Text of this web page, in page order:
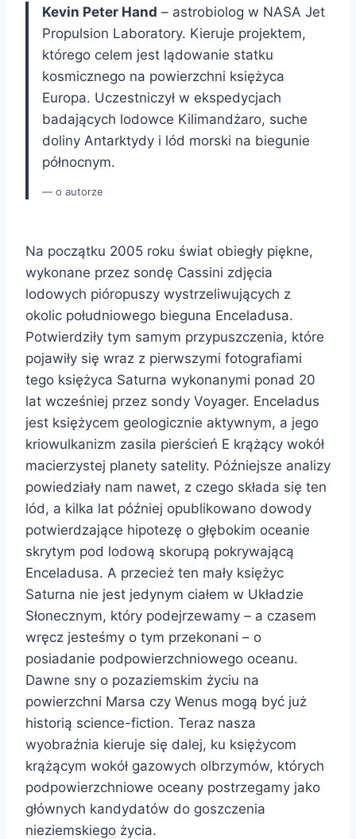
Kevin Peter Hand – astrobiolog w NASA Jet
Propulsion Laboratory. Kieruje projektem,
którego celem jest lądowanie statku
kosmicznego na powierzchni księżyca
Europa. Uczestniczył w ekspedycjach
badających lodowce Kilimandżaro, suche
doliny Antarktydy i lód morski na biegunie
północnym.
o autorze
Na początku 2005 roku świat obiegły piękne,
wykonane przez sondę Cassini zdjęcia
lodowych pióropuszy wystrzeliwujących z
okolic południowego bieguna Enceladusa.
Potwierdziły tym samym przypuszczenia, które
pojawiły się wraz z pierwszymi fotografiami
tego księżyca Saturna wykonanymi ponad 20
lat wcześniej przez sondy Voyager. Enceladus
jest księżycem geologicznie aktywnym, a jego
kriowulkanizm zasila pierścień E krążący wokół
macierzystej planety satelity. Późniejsze analizy
powiedziały nam nawet, z czego składa się ten
lód, a kilka lat później opublikowano dowody
potwierdzające hipotezę o głębokim oceanie
skrytym pod lodową skorupą pokrywającą
Enceladusa. A przecież ten mały księżyc
Saturna nie jest jedynym ciałem w Układzie
Słonecznym, który podejrzewamy – a czasem
wręcz jesteśmy o tym przekonani – o
posiadanie podpowierzchniowego oceanu.
Dawne sny o pozaziemskim życiu na
powierzchni Marsa czy Wenus mogą być już
historią science-fiction. Teraz nasza
wyobraźnia kieruje się dalej, ku księżycom
krążącym wokół gazowych olbrzymów, których
podpowierzchniowe oceany postrzegamy jako
głównych kandydatów do goszczenia
nieziemskiego życia.